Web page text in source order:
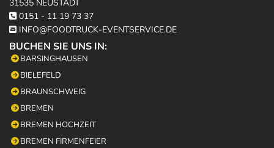
31535 NEUSTADT
 0151 - 11 19 73 37
 INFO@FOODTRUCK-EVENTSERVICE.DE
BUCHEN SIE UNS IN:
BARSINGHAUSEN
BIELEFELD
BRAUNSCHWEIG
BREMEN
BREMEN HOCHZEIT
BREMEN FIRMENFEIER